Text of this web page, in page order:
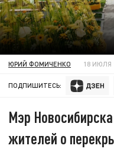
ЮРИЙ ФОМИЧЕНКО 18 ИЮЛЯ
ПОДПИШИТЕСЬ:
Мэр
жителей о